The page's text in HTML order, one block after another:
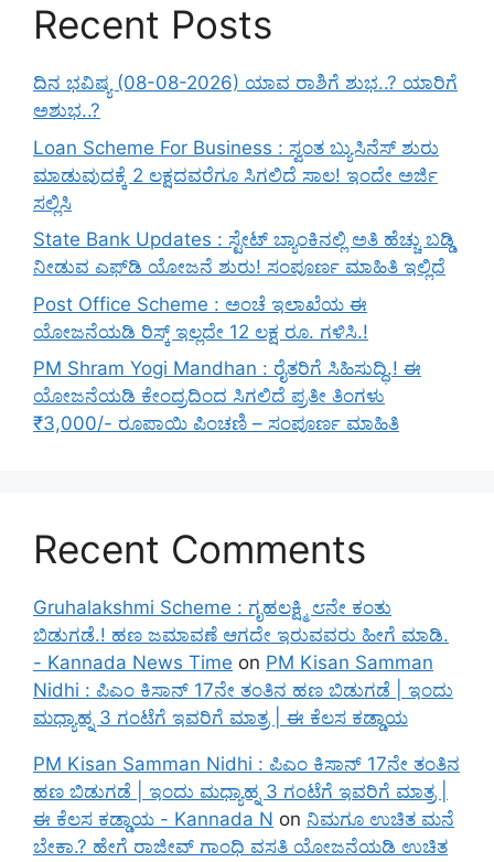
Recent Posts
ದಿನ ಭವಿಷ್ಯ (08-08-2026) ಯಾವ ರಾಶಿಗೆ ಶುಭ..? ಯಾರಿಗೆ
ಅಶುಭ..?
Loan Scheme For Business : ಸ್ವಂತ ಬ್ಯುಸಿನೆಸ್ ಶುರು
ಮಾಡುವುದಕ್ಕೆ 2 ಲಕ್ಷದವರೆಗೂ ಸಿಗಲಿದೆ ಸಾಲ! ಇಂದೇ ಅರ್ಜಿ
ಸಲ್ಲಿಸಿ
State Bank Updates : ಸ್ಟೇಟ್ ಬ್ಯಾಂಕಿನಲ್ಲಿ ಅತಿ ಹೆಚ್ಚು ಬಡ್ಡಿ
ನೀಡುವ ಎಫ್‌ಡಿ ಯೋಜನೆ ಶುರು! ಸಂಪೂರ್ಣ ಮಾಹಿತಿ ಇಲ್ಲಿದೆ
Post Office Scheme : ಅಂಚೆ ಇಲಾಖೆಯ ಈ
ಯೋಜನೆಯಡಿ ರಿಸ್ಕ್‌ ಇಲ್ಲದೇ 12 ಲಕ್ಷ ರೂ. ಗಳಿಸಿ.!
PM Shram Yogi Mandhan : ರೈತರಿಗೆ ಸಿಹಿಸುದ್ಧಿ.! ಈ
ಯೋಜನೆಯಡಿ ಕೇಂದ್ರದಿಂದ ಸಿಗಲಿದೆ ಪ್ರತೀ ತಿಂಗಳು
₹3,000/- ರೂಪಾಯಿ ಪಿಂಚಣಿ – ಸಂಪೂರ್ಣ ಮಾಹಿತಿ
Recent Comments
Gruhalakshmi Scheme : ಗೃಹಲಕ್ಷ್ಮಿ ೮ನೇ ಕಂತು
ಬಿಡುಗಡೆ.! ಹಣ ಜಮಾವಣೆ ಆಗದೇ ಇರುವವರು ಹೀಗೆ ಮಾಡಿ.
- Kannada News Time on PM Kisan Samman
Nidhi : ಪಿಎಂ ಕಿಸಾನ್ 17ನೇ ತಂತಿನ ಹಣ ಬಿಡುಗಡೆ | ಇಂದು
ಮಧ್ಯಾಹ್ನ 3 ಗಂಟೆಗೆ ಇವರಿಗೆ ಮಾತ್ರ | ಈ ಕೆಲಸ ಕಡ್ಡಾಯ
PM Kisan Samman Nidhi : ಪಿಎಂ ಕಿಸಾನ್ 17ನೇ ತಂತಿನ
ಹಣ ಬಿಡುಗಡೆ | ಇಂದು ಮಧ್ಯಾಹ್ನ 3 ಗಂಟೆಗೆ ಇವರಿಗೆ ಮಾತ್ರ |
ಈ ಕೆಲಸ ಕಡ್ಡಾಯ - Kannada N on ನಿಮಗೂ ಉಚಿತ ಮನೆ
ಬೇಕಾ.? ಹೇಗೆ ರಾಜೀವ್ ಗಾಂಧಿ ವಸತಿ ಯೋಜನೆಯಡಿ ಉಚಿತ